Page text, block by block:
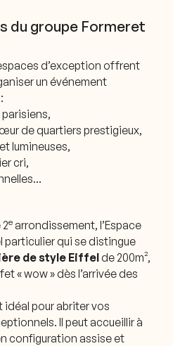
du groupe Formeret
d’exception offrent
un événement
de quartiers prestigieux,
lumineuses,
cri,
2e arrondissement, l’Espace
particulier qui se distingue
de style Eiffelde 200m²,
« wow » dès l’arrivée des
pour abriter vos
Il peut accueillir à
configuration assise et